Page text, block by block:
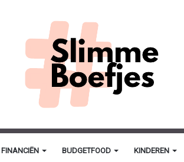
FINANCIËN BUDGETFOOD KINDEREN